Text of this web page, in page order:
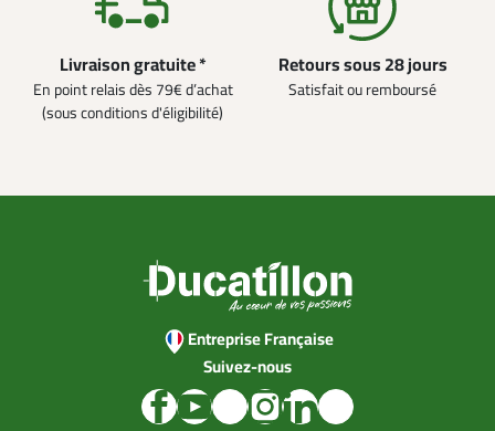
Livraison gratuite *
En point relais dès 79€ d’achat
(sous conditions d'éligibilité)
Retours sous 28 jours
Satisfait ou remboursé
Entreprise Française
Suivez-nous